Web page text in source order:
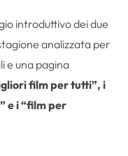
introduttivo dei due
analizzata per
e una pagina
film per tutti”, i
e i “film per